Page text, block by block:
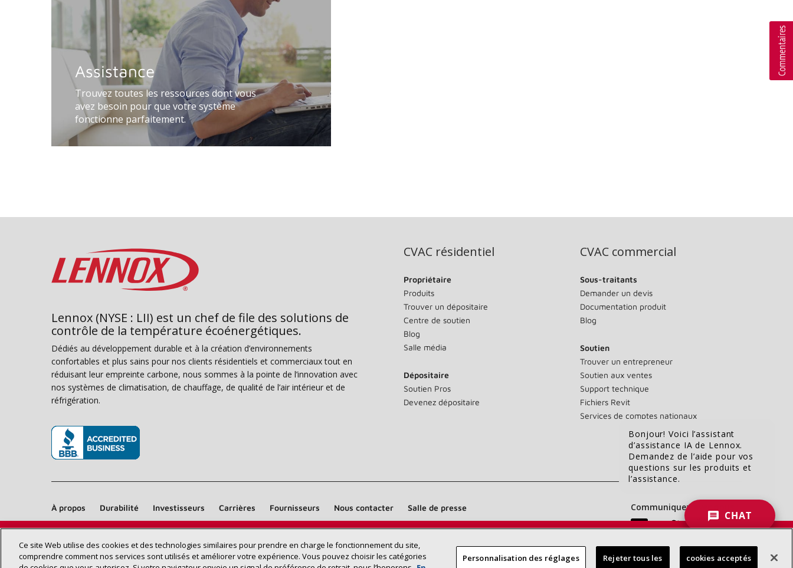
Assistance
Trouvez toutes les ressources dont vous
avez besoin pour que votre système
fonctionne parfaitement.
Trouvez un dépositaire Lennox près
DÉPOSITAIRES
Lennox (NYSE : LII) est un chef de file des solutions de
contrôle de la température écoénergétiques.
Dédiés au développement durable et à la création d’environnements
confortables et plus sains pour nos clients résidentiels et commerciaux tout en
réduisant leur empreinte carbone, nous sommes à la pointe de l’innovation avec
nos systèmes de climatisation, de chauffage, de qualité de l’air intérieur et de
réfrigération.
CVAC résidentiel
Propriétaire
Produits
Trouver un dépositaire
Centre de soutien
Blog
Salle média
Dépositaire
Soutien Pros
Devenez dépositaire
CVAC commercial
Sous-traitants
Demander un devis
Documentation produit
Blog
Soutien
Trouver un entrepreneur
Soutien aux ventes
Support technique
Fichiers Revit
Services de comptes nationaux
À propos Durabilité Investisseurs Carrières Fournisseurs Nous contacter Salle de presse Communiquez avec nous :
Bonjour! Voici l’assistant
d’assistance IA de Lennox.
Demandez de l’aide pour vos
questions sur les produits et
l’assistance.
CHAT
Ce site Web utilise des cookies et des technologies similaires pour prendre en charge le fonctionnement du site,
comprendre comment nos services sont utilisés et améliorer votre expérience. Vous pouvez choisir les catégories
Personnalisation des réglages Rejeter tous les cookies acceptés